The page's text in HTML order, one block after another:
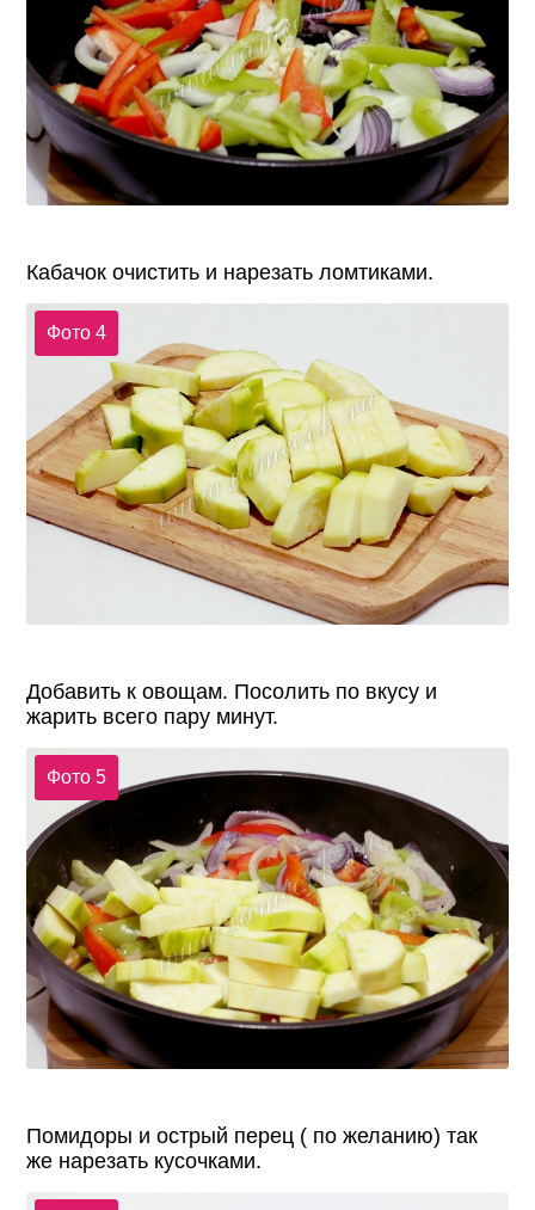
Кабачок очистить и нарезать ломтиками.
Фото 4
Добавить к овощам. Посолить по вкусу и
жарить всего пару минут.
Фото 5
Помидоры и острый перец ( по желанию) так
же нарезать кусочками.